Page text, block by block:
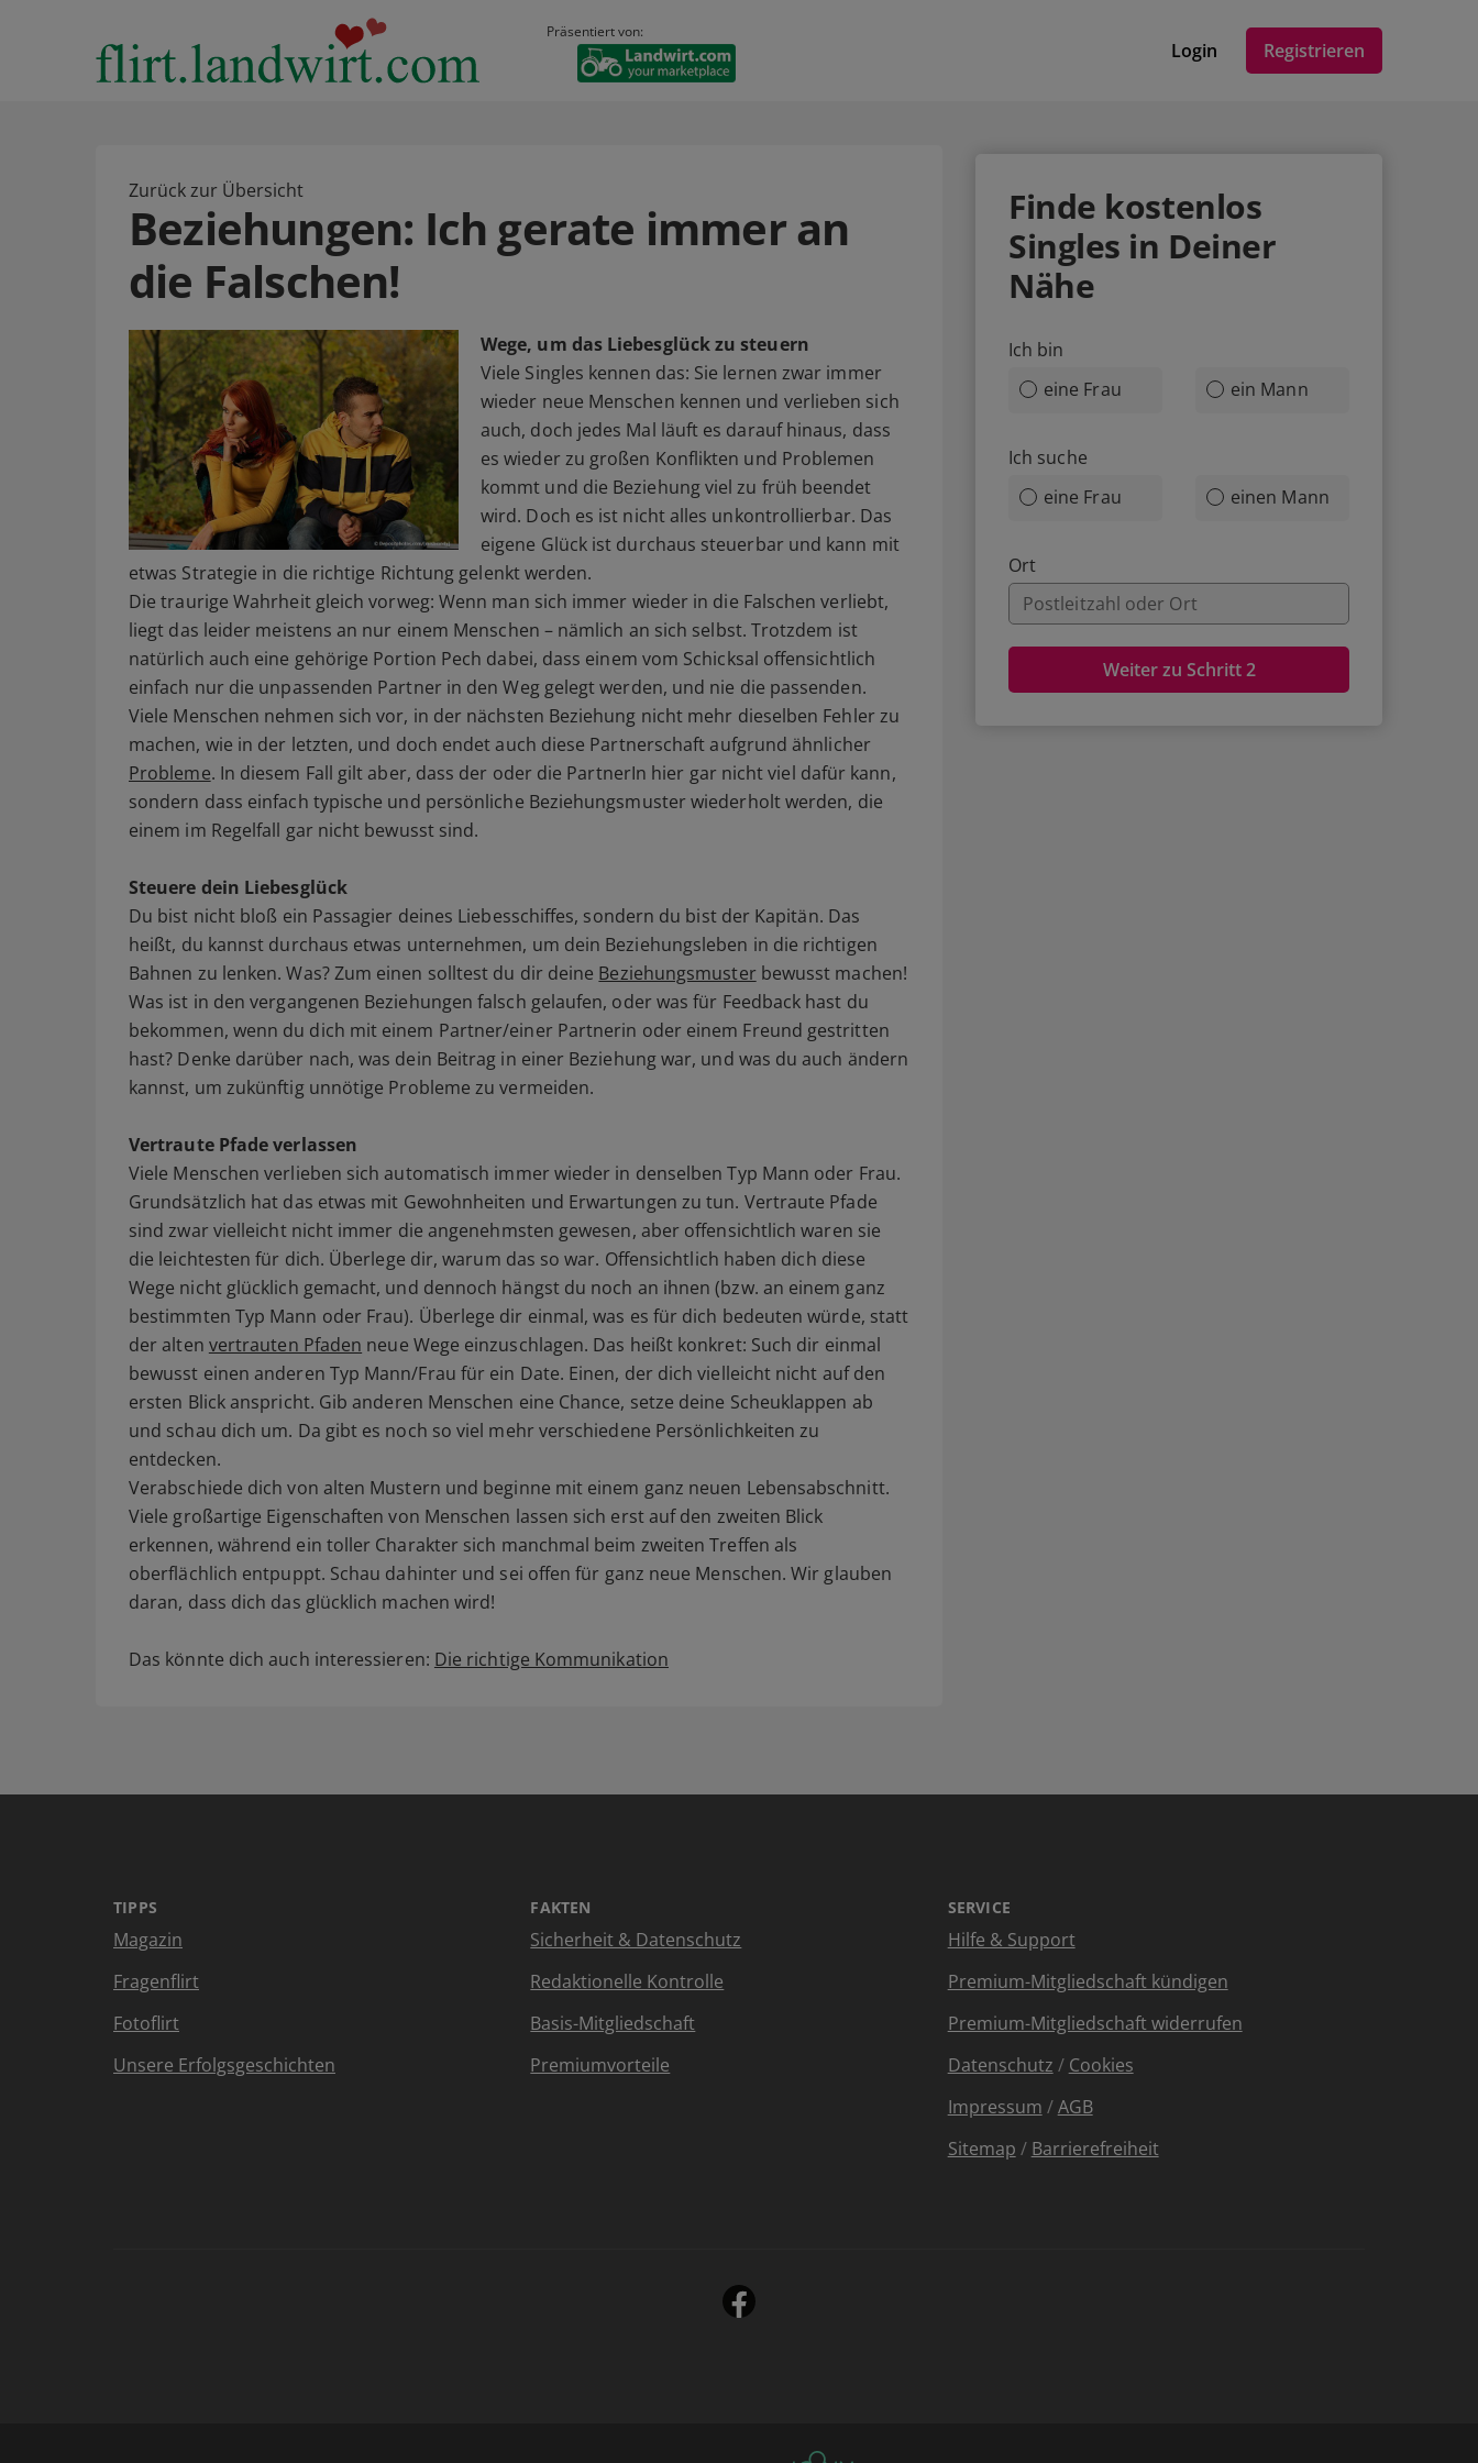
Präsentiert von:
Login Registrieren
Zurück zur Übersicht
Beziehungen: Ich gerate immer an
die Falschen!
Wege, um das Liebesglück zu steuern
Viele Singles kennen das: Sie lernen zwar immer
wieder neue Menschen kennen und verlieben sich
auch, doch jedes Mal läuft es darauf hinaus, dass
es wieder zu großen Konflikten und Problemen
kommt und die Beziehung viel zu früh beendet
wird. Doch es ist nicht alles unkontrollierbar. Das
eigene Glück ist durchaus steuerbar und kann mit
etwas Strategie in die richtige Richtung gelenkt werden.
Die traurige Wahrheit gleich vorweg: Wenn man sich immer wieder in die Falschen verliebt,
liegt das leider meistens an nur einem Menschen – nämlich an sich selbst. Trotzdem ist
natürlich auch eine gehörige Portion Pech dabei, dass einem vom Schicksal offensichtlich
einfach nur die unpassenden Partner in den Weg gelegt werden, und nie die passenden.
Viele Menschen nehmen sich vor, in der nächsten Beziehung nicht mehr dieselben Fehler zu
machen, wie in der letzten, und doch endet auch diese Partnerschaft aufgrund ähnlicher
Probleme. In diesem Fall gilt aber, dass der oder die PartnerIn hier gar nicht viel dafür kann,
sondern dass einfach typische und persönliche Beziehungsmuster wiederholt werden, die
einem im Regelfall gar nicht bewusst sind.
Steuere dein Liebesglück
Du bist nicht bloß ein Passagier deines Liebesschiffes, sondern du bist der Kapitän. Das
heißt, du kannst durchaus etwas unternehmen, um dein Beziehungsleben in die richtigen
Bahnen zu lenken. Was? Zum einen solltest du dir deine Beziehungsmuster bewusst machen!
Was ist in den vergangenen Beziehungen falsch gelaufen, oder was für Feedback hast du
bekommen, wenn du dich mit einem Partner/einer Partnerin oder einem Freund gestritten
hast? Denke darüber nach, was dein Beitrag in einer Beziehung war, und was du auch ändern
kannst, um zukünftig unnötige Probleme zu vermeiden.
Vertraute Pfade verlassen
Viele Menschen verlieben sich automatisch immer wieder in denselben Typ Mann oder Frau.
Grundsätzlich hat das etwas mit Gewohnheiten und Erwartungen zu tun. Vertraute Pfade
sind zwar vielleicht nicht immer die angenehmsten gewesen, aber offensichtlich waren sie
die leichtesten für dich. Überlege dir, warum das so war. Offensichtlich haben dich diese
Wege nicht glücklich gemacht, und dennoch hängst du noch an ihnen (bzw. an einem ganz
bestimmten Typ Mann oder Frau). Überlege dir einmal, was es für dich bedeuten würde, statt
der alten vertrauten Pfaden neue Wege einzuschlagen. Das heißt konkret: Such dir einmal
bewusst einen anderen Typ Mann/Frau für ein Date. Einen, der dich vielleicht nicht auf den
ersten Blick anspricht. Gib anderen Menschen eine Chance, setze deine Scheuklappen ab
und schau dich um. Da gibt es noch so viel mehr verschiedene Persönlichkeiten zu
entdecken.
Verabschiede dich von alten Mustern und beginne mit einem ganz neuen Lebensabschnitt.
Viele großartige Eigenschaften von Menschen lassen sich erst auf den zweiten Blick
erkennen, während ein toller Charakter sich manchmal beim zweiten Treffen als
oberflächlich entpuppt. Schau dahinter und sei offen für ganz neue Menschen. Wir glauben
daran, dass dich das glücklich machen wird!
Das könnte dich auch interessieren: Die richtige Kommunikation
Finde kostenlos
Singles in Deiner
Nähe
Ich bin
eine Frau
ein Mann
Ich suche
eine Frau
einen Mann
Ort
Weiter zu Schritt 2
TIPPS
Magazin
Fragenflirt
Fotoflirt
Unsere Erfolgsgeschichten
FAKTEN
Sicherheit & Datenschutz
Redaktionelle Kontrolle
Basis-Mitgliedschaft
Premiumvorteile
SERVICE
Hilfe & Support
Premium-Mitgliedschaft kündigen
Premium-Mitgliedschaft widerrufen
Datenschutz / Cookies
Impressum /AGB
Sitemap / Barrierefreiheit